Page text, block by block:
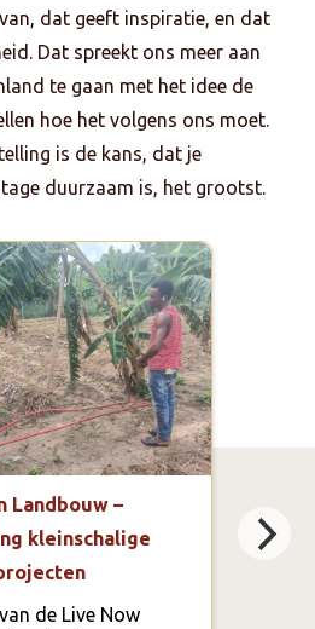
dat geeft inspiratie, en dat
Dat spreekt ons meer aan
te gaan met het idee de
hoe het volgens ons moet.
is de kans, dat je
duurzaam is, het grootst.
Landbouw –
kleinschalige
de Live Now